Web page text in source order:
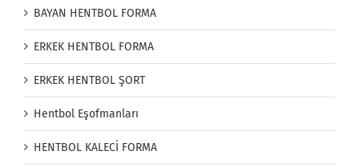
BAYAN HENTBOL FORMA
ERKEK HENTBOL FORMA
ERKEK HENTBOL ŞORT
Hentbol Eşofmanları
HENTBOL KALECİ FORMA